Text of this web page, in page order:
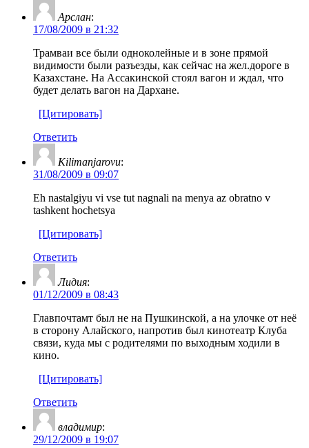
Арслан:
17/08/2009 в 21:32
Трамваи все были одноколейные и в зоне прямой
видимости были разъезды, как сейчас на жел.дороге в
Казахстане. На Ассакинской стоял вагон и ждал, что
будет делать вагон на Дархане.
[Цитировать]
Ответить
Kilimanjarovu:
31/08/2009 в 09:07
Eh nastalgiyu vi vse tut nagnali na menya az obratno v
tashkent hochetsya
[Цитировать]
Ответить
Лидия:
01/12/2009 в 08:43
Главпочтамт был не на Пушкинской, а на улочке от неё
в сторону Алайского, напротив был кинотеатр Клуба
связи, куда мы с родителями по выходным ходили в
кино.
[Цитировать]
Ответить
владимир:
29/12/2009 в 19:07